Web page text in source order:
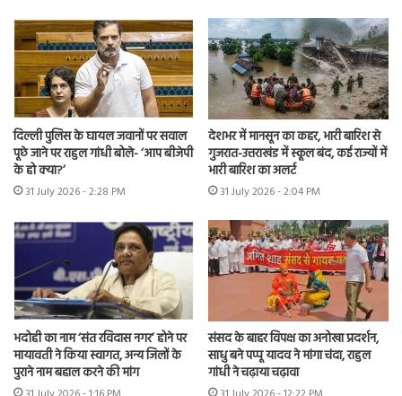
दिल्ली पुलिस के घायल जवानों पर सवाल
पूछे जाने पर राहुल गांधी बोले- ‘आप बीजेपी
के हो क्या?’
31 July 2026 - 2:28 PM
देशभर में मानसून का कहर, भारी बारिश से
गुजरात-उत्तराखंड में स्कूल बंद, कई राज्यों में
भारी बारिश का अलर्ट
31 July 2026 - 2:04 PM
भदोही का नाम ‘संत रविदास नगर’ होने पर
मायावती ने किया स्वागत, अन्य जिलों के
पुराने नाम बहाल करने की मांग
संसद के बाहर विपक्ष का अनोखा प्रदर्शन,
साधु बने पप्पू यादव ने मांगा चंदा, राहुल
गांधी ने चढ़ाया चढ़ावा